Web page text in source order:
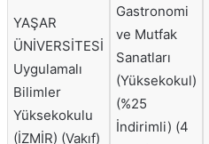
YAŞAR
ÜNİVERSİTESİ
Uygulamalı
Bilimler
Yüksekokulu
(İZMİR) (Vakıf)
Gastronomi
ve Mutfak
Sanatları
(Yüksekokul)
(%25
İndirimli) (4